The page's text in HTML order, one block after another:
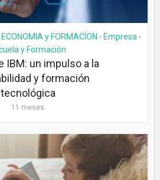
ECONOMIA y FORMACÍON • Empresa •
y Formación
IBM: un impulso a la
y formación
tecnológica
11 meses